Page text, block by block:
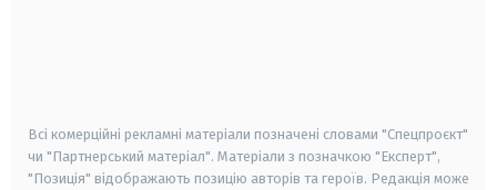
Всі комерційні рекламні матеріали позначені словами "Спецпроєкт"
чи "Партнерський матеріал". Матеріали з позначкою "Експерт",
"Позиція" відображають позицію авторів та героїв. Редакція може